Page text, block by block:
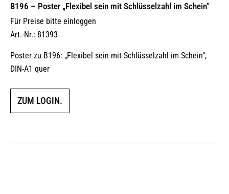
B196 – Poster „Flexibel sein mit Schlüsselzahl im Schein“
Für Preise bitte einloggen
Art.-Nr.: 81393
Poster zu B196: „Flexibel sein mit Schlüsselzahl im Schein“,
DIN-A1 quer
ZUM LOGIN.